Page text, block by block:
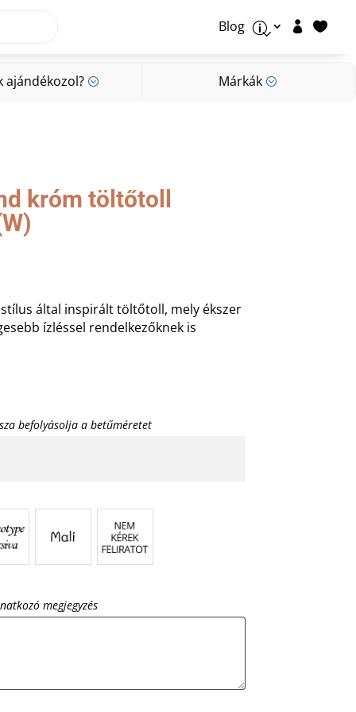
Blog p  
ajándékozol? ; Márkák ;
Márkák;
króm töltőtoll
által inspirált töltőtoll, mely ékszer
ízléssel rendelkezőknek is
befolyásolja a betűméretet
megjegyzés